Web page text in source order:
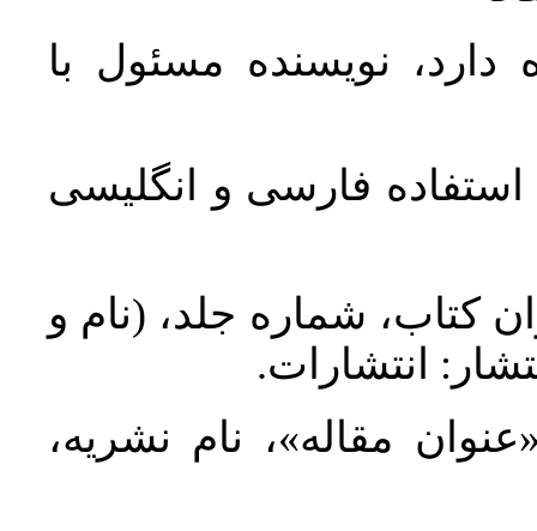
نویسنده مسئول با
استفاده فارسی و انگلیسی
کتاب، شماره جلد، (نام و
انتشارات.
مقاله»، نام نشریه،